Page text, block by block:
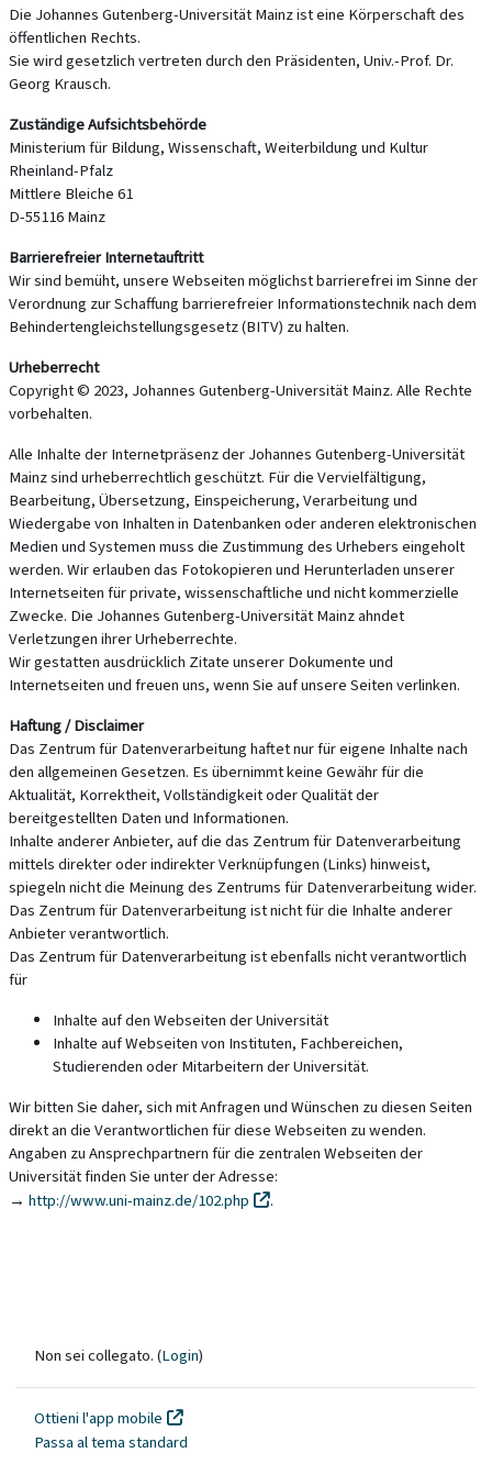
Die Johannes Gutenberg-Universität Mainz ist eine Körperschaft des
öffentlichen Rechts.
Sie wird gesetzlich vertreten durch den Präsidenten, Univ.-Prof. Dr.
Georg Krausch.
Zuständige Aufsichtsbehörde
Ministerium für Bildung, Wissenschaft, Weiterbildung und Kultur
Rheinland-Pfalz
Mittlere Bleiche 61
D-55116 Mainz
Barrierefreier Internetauftritt
Wir sind bemüht, unsere Webseiten möglichst barrierefrei im Sinne der
Verordnung zur Schaffung barrierefreier Informationstechnik nach dem
Behindertengleichstellungsgesetz (BITV) zu halten.
Urheberrecht
Copyright © 2023, Johannes Gutenberg-Universität Mainz. Alle Rechte
vorbehalten.
Alle Inhalte der Internetpräsenz der Johannes Gutenberg-Universität
Mainz sind urheberrechtlich geschützt. Für die Vervielfältigung,
Bearbeitung, Übersetzung, Einspeicherung, Verarbeitung und
Wiedergabe von Inhalten in Datenbanken oder anderen elektronischen
Medien und Systemen muss die Zustimmung des Urhebers eingeholt
werden. Wir erlauben das Fotokopieren und Herunterladen unserer
Internetseiten für private, wissenschaftliche und nicht kommerzielle
Zwecke. Die Johannes Gutenberg-Universität Mainz ahndet
Verletzungen ihrer Urheberrechte.
Wir gestatten ausdrücklich Zitate unserer Dokumente und
Internetseiten und freuen uns, wenn Sie auf unsere Seiten verlinken.
Haftung / Disclaimer
Das Zentrum für Datenverarbeitung haftet nur für eigene Inhalte nach
den allgemeinen Gesetzen. Es übernimmt keine Gewähr für die
Aktualität, Korrektheit, Vollständigkeit oder Qualität der
bereitgestellten Daten und Informationen.
Inhalte anderer Anbieter, auf die das Zentrum für Datenverarbeitung
mittels direkter oder indirekter Verknüpfungen (Links) hinweist,
spiegeln nicht die Meinung des Zentrums für Datenverarbeitung wider.
Das Zentrum für Datenverarbeitung ist nicht für die Inhalte anderer
Anbieter verantwortlich.
Das Zentrum für Datenverarbeitung ist ebenfalls nicht verantwortlich
für
Inhalte auf den Webseiten der Universität
Inhalte auf Webseiten von Instituten, Fachbereichen,
Studierenden oder Mitarbeitern der Universität.
Wir bitten Sie daher, sich mit Anfragen und Wünschen zu diesen Seiten
direkt an die Verantwortlichen für diese Webseiten zu wenden.
Angaben zu Ansprechpartnern für die zentralen Webseiten der
Universität finden Sie unter der Adresse:
→ http://www.uni-mainz.de/102.php .
Non sei collegato. (Login)
Ottieni l'app mobile
Passa al tema standard